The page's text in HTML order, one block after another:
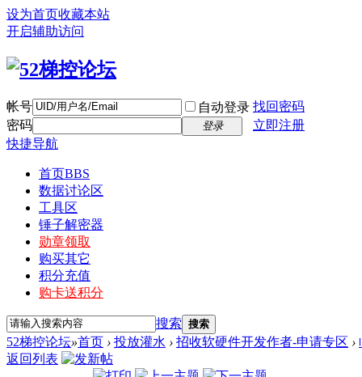
设为首页收藏本站
开启辅助访问
帐号 自动登录 找回密码
密码
登录
立即注册
快捷导航
首页BBS
数据讨论区
工具区
锤子解密器
勋章领取
购买其它
积分充值
购卡送积分
搜索 搜索
52梯控论坛»首页 › 投放灌水 › 招收软硬件开发作者-申请专区 ›
返回列表